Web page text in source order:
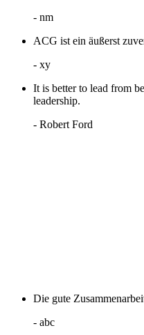
- nm
ACG ist ein äußerst
- xy
It is better to lead from
leadership.
- Robert Ford
Die gute
- abc